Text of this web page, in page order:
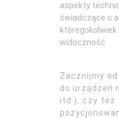
aspekty
świadczące o
któregokolwiek
widoczność.
Zacznijmy
do urządzeń
itd.), czy też